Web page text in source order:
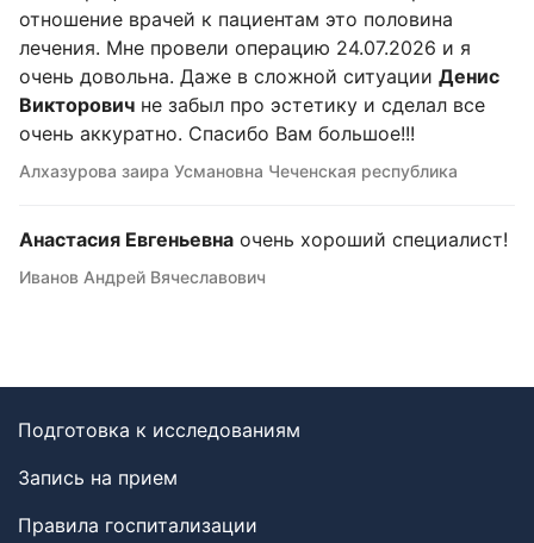
отношение врачей к пациентам это половина
лечения. Мне провели операцию 24.07.2026 и я
очень довольна. Даже в сложной ситуации Денис
Викторович не забыл про эстетику и сделал все
очень аккуратно. Спасибо Вам большое!!!
Алхазурова заира Усмановна Чеченская республика
Анастасия Евгеньевна очень хороший специалист!
Иванов Андрей Вячеславович
Подготовка к исследованиям
Запись на прием
Правила госпитализации